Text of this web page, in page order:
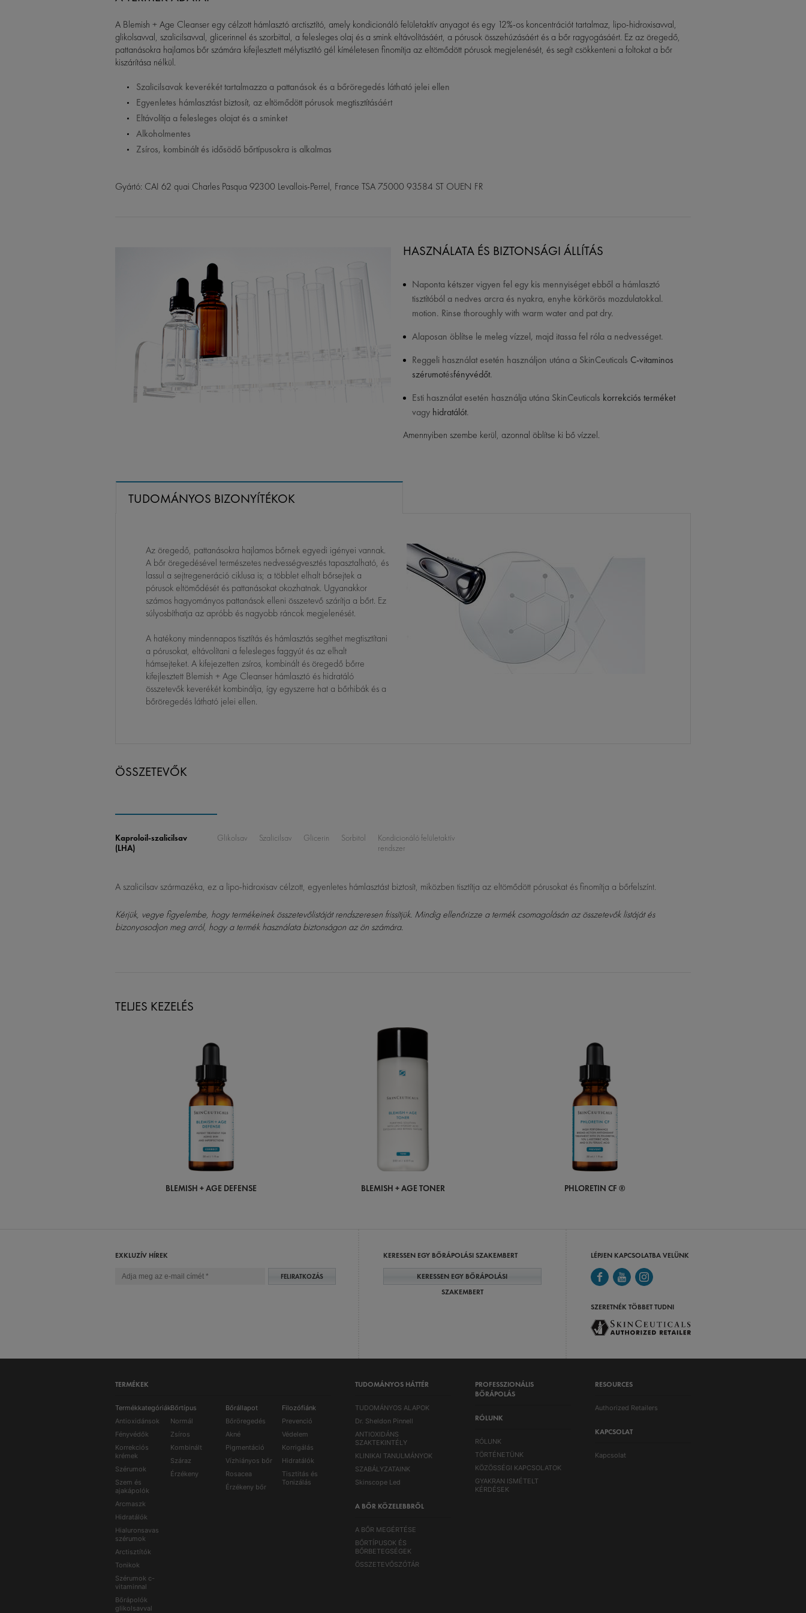
A Blemish + Age Cleanser egy célzott hámlasztó arctisztító, amely kondicionáló felületaktív anyagot és egy 12%-os koncentrációt tartalmaz, lipo-hidroxisavval,
glikolsavval, szalicilsavval, glicerinnel és szorbittal, a felesleges olaj és a smink eltávolításáért, a pórusok összehúzásáért és a bőr ragyogásáért. Ez az öregedő,
pattanásokra hajlamos bőr számára kifejlesztett mélytisztító gél kíméletesen finomítja az eltömődött pórusok megjelenését, és segít csökkenteni a foltokat a bőr
kiszárítása nélkül.
Szalicilsavak keverékét tartalmazza a pattanások és a bőröregedés látható jelei ellen
Egyenletes hámlasztást biztosít, az eltömődött pórusok megtisztításáért
Eltávolítja a felesleges olajat és a sminket
Alkoholmentes
Zsíros, kombinált és idősödő bőrtípusokra is alkalmas
Gyártó: CAI 62 quai Charles Pasqua 92300 Levallois-Perrel, France TSA 75000 93584 ST OUEN FR
HASZNÁLATA ÉS BIZTONSÁGI ÁLLÍTÁS
Naponta kétszer vigyen fel egy kis mennyiséget ebből a hámlasztó
tisztítóból a nedves arcra és nyakra, enyhe körkörös mozdulatokkal.
motion. Rinse thoroughly with warm water and pat dry.
Alaposan öblítse le meleg vízzel, majd itassa fel róla a nedvességet.
Reggeli használat esetén használjon utána a SkinCeuticals C-vitaminos
szérumotésfényvédőt.
Esti használat esetén használja utána SkinCeuticals korrekciós terméket
vagy hidratálót.
Amennyiben szembe kerül, azonnal öblítse ki bő vízzel.
TUDOMÁNYOS BIZONYÍTÉKOK
Az öregedő, pattanásokra hajlamos bőrnek egyedi igényei vannak.
A bőr öregedésével természetes nedvességvesztés tapasztalható, és
lassul a sejtregeneráció ciklusa is; a többlet elhalt bőrsejtek a
pórusok eltömődését és pattanásokat okozhatnak. Ugyanakkor
számos hagyományos pattanások elleni összetevő szárítja a bőrt. Ez
súlyosbíthatja az apróbb és nagyobb ráncok megjelenését.
A hatékony mindennapos tisztítás és hámlasztás segíthet megtisztítani
a pórusokat, eltávolítani a felesleges faggyút és az elhalt
hámsejteket. A kifejezetten zsíros, kombinált és öregedő bőrre
kifejlesztett Blemish + Age Cleanser hámlasztó és hidratáló
összetevők keverékét kombinálja, így egyszerre hat a bőrhibák és a
bőröregedés látható jelei ellen.
ÖSSZETEVŐK
Kaproloil-szalicilsav
(LHA)
Glikolsav Szalicilsav Glicerin Sorbitol
Kondicionáló felületaktív
rendszer
A szalicilsav származéka, ez a lipo-hidroxisav célzott, egyenletes hámlasztást biztosít, miközben tisztítja az eltömődött pórusokat és finomítja a bőrfelszínt.
Kérjük, vegye figyelembe, hogy termékeinek összetevőlistáját rendszeresen frissítjük. Mindig ellenőrizze a termék csomagolásán az összetevők listáját és
bizonyosodjon meg arról, hogy a termék használata biztonságon az ön számára.
TELJES KEZELÉS
BLEMISH + AGE DEFENSE BLEMISH + AGE TONER PHLORETIN CF ®
EXKLUZÍV HÍREK
FELIRATKOZÁS
KERESSEN EGY BŐRÁPOLÁSI SZAKEMBERT
KERESSEN EGY BŐRÁPOLÁSI
SZAKEMBERT
LÉPJEN KAPCSOLATBA VELÜNK
SZERETNÉK TÖBBET TUDNI
TERMÉKEK
Termékkategóriák
Antioxidánsok
Fényvédők
Korrekciós
krémek
Szérumok
Szem és
ajakápolók
Arcmaszk
Hidratálók
Hialuronsavas
szérumok
Arctisztítók
Tonikok
Szérumok c-
vitaminnal
Bőrápolók
glikolsavval
Bőrtípus
Normál
Zsíros
Kombinált
Száraz
Érzékeny
Bőrállapot
Bőröregedés
Akné
Pigmentáció
Vízhiányos bőr
Rosacea
Érzékeny bőr
Filozófiánk
Prevenció
Védelem
Korrigálás
Hidratálók
Tisztitás és
Tonizálás
TUDOMÁNYOS HÁTTÉR
TUDOMÁNYOS ALAPOK
Dr. Sheldon Pinnell
ANTIOXIDÁNS
SZAKTEKINTÉLY
KLINIKAI TANULMÁNYOK
SZABÁLYZATAINK
Skinscope Led
A BŐR KÖZELEBBRŐL
A BŐR MEGÉRTÉSE
BŐRTÍPUSOK ÉS
BŐRBETEGSÉGEK
ÖSSZETEVŐSZÓTÁR
PROFESSZIONÁLIS
BŐRÁPOLÁS
RÓLUNK
RÓLUNK
TÖRTÉNETÜNK
KÖZÖSSÉGI KAPCSOLATOK
GYAKRAN ISMÉTELT
KÉRDÉSEK
RESOURCES
Authorized Retailers
KAPCSOLAT
Kapcsolat